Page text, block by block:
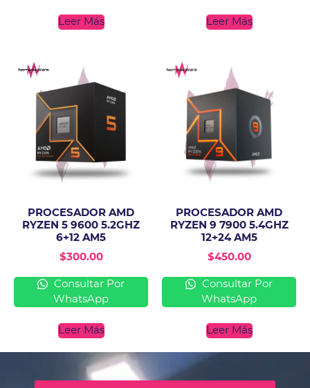
Leer Más Leer Más
PROCESADOR AMD
RYZEN 5 9600 5.2GHZ
6+12 AM5
$300.00
Consultar Por
WhatsApp
Leer Más
PROCESADOR AMD
RYZEN 9 7900 5.4GHZ
12+24 AM5
$450.00
Consultar Por
WhatsApp
Leer Más